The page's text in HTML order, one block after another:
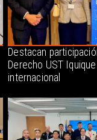
Destacan
Derecho UST
internacional